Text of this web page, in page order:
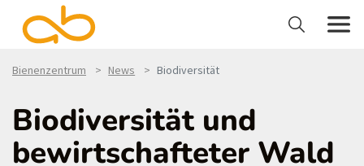
Bienenzentrum News Biodiversität
Biodiversität und
bewirtschafteter Wald